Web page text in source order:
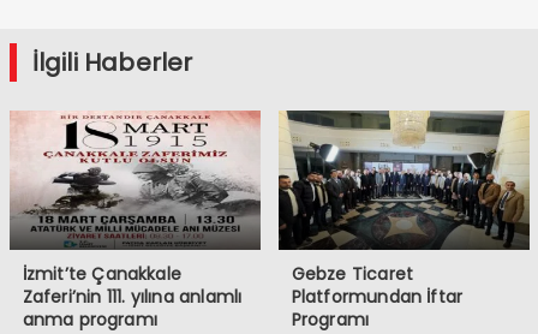
İlgili Haberler
İzmit’te Çanakkale
Zaferi’nin 111. yılına anlamlı
anma programı
Gebze Ticaret
Platformundan İftar
Programı